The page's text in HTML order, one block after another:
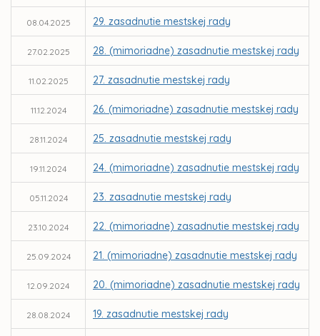
08.04.2025 29. zasadnutie mestskej rady
27.02.2025 28. (mimoriadne) zasadnutie mestskej rady
11.02.2025 27. zasadnutie mestskej rady
11.12.2024 26. (mimoriadne) zasadnutie mestskej rady
28.11.2024 25. zasadnutie mestskej rady
19.11.2024 24. (mimoriadne) zasadnutie mestskej rady
05.11.2024 23. zasadnutie mestskej rady
23.10.2024 22. (mimoriadne) zasadnutie mestskej rady
25.09.2024 21. (mimoriadne) zasadnutie mestskej rady
12.09.2024 20. (mimoriadne) zasadnutie mestskej rady
28.08.2024 19. zasadnutie mestskej rady